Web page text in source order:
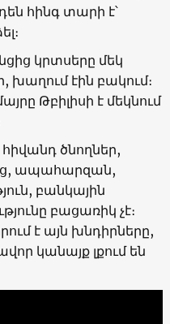
հինգ տարի է՝
կրտսերը մեկ
էին բակում։
Թբիլիսի է մեկնում
ծնողներ,
ապահարզան,
բանկային
բացառիկ չէ։
է այն խնդիրները,
կանայք լքում են